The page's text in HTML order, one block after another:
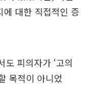
대한 직접적인 증
도 피의자가 ‘고의
목적이 아니었